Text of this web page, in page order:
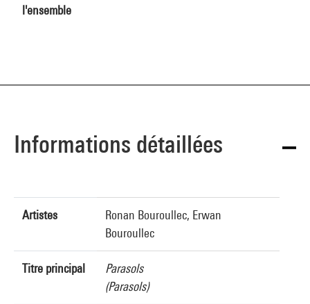
l'ensemble
Informations détaillées
Artistes
Ronan Bouroullec, Erwan
Bouroullec
Titre principal
Parasols
(Parasols)